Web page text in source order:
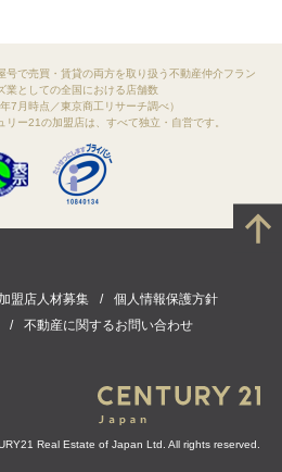
号で売買・賃貸の両方を取り扱う不動産仲介フラン
業としての全国における店舗数
年7月時点／東京商工リサーチ調べ）
リー21の加盟店は、すべて独立・自営です。
盟店人材募集
個人情報保護方針
不動産に関するお問い合わせ
Real Estate of Japan Ltd. All rights reserved.